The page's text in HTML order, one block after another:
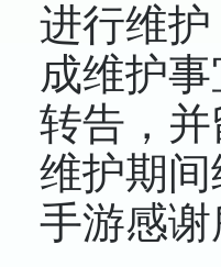
进行维
成维护
转告，
维护期
手游感